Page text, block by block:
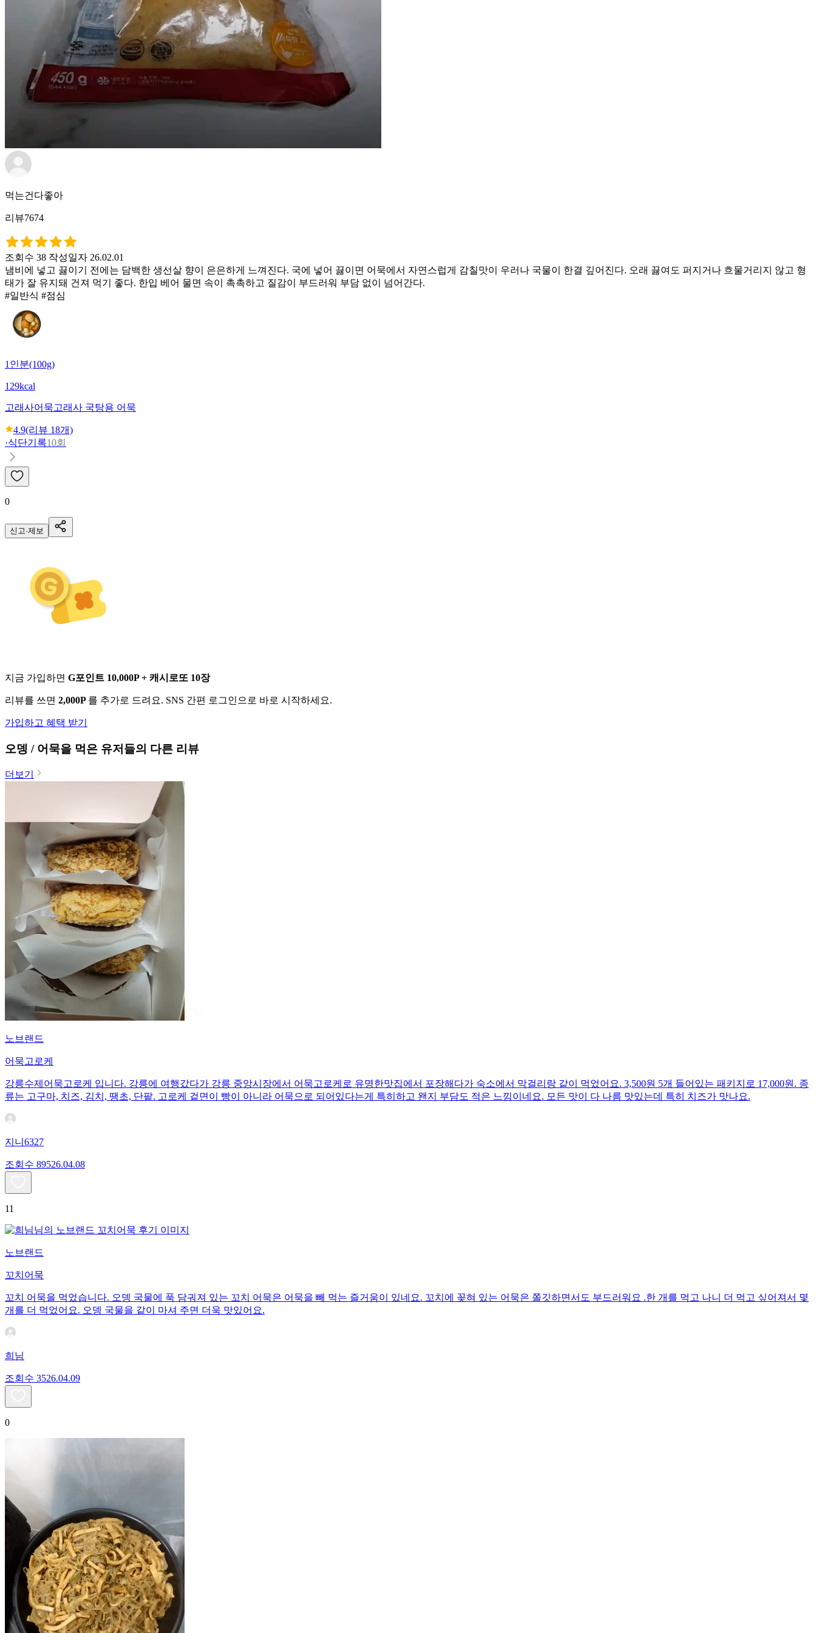
먹는건다좋아
리뷰7674
조회수 38 작성일자 26.02.01
냄비에 넣고 끓이기 전에는 담백한 생선살 향이 은은하게 느껴진다. 국에 넣어 끓이면 어묵에서 자연스럽게 감칠맛이 우러나 국물이 한결 깊어진다. 오래 끓여도 퍼지거나 흐물거리지 않고 형
태가 잘 유지돼 건져 먹기 좋다. 한입 베어 물면 속이 촉촉하고 질감이 부드러워 부담 없이 넘어간다.
#일반식 #점심
1인분(100g)
129kcal
고래사어묵고래사 국탕용 어묵
4.9(리뷰 18개)
·식단기록10회
0
신고·제보
지금 가입하면 G포인트 10,000P + 캐시로또 10장
리뷰를 쓰면 2,000P 를 추가로 드려요. SNS 간편 로그인으로 바로 시작하세요.
가입하고 혜택 받기
오뎅 / 어묵을 먹은 유저들의 다른 리뷰
더보기
노브랜드
어묵고로케
강릉수제어묵고로케 입니다. 강릉에 여행갔다가 강릉 중앙시장에서 어묵고로케로 유명한맛집에서 포장해다가 숙소에서 막걸리랑 같이 먹었어요. 3,500원 5개 들어있는 패키지로 17,000원. 종
류는 고구마, 치즈, 김치, 땡초, 단팥. 고로케 겉면이 빵이 아니라 어묵으로 되어있다는게 특히하고 왠지 부담도 적은 느낌이네요. 모든 맛이 다 나름 맛있는데 특히 치즈가 맛나요.
지니6327
조회수 89526.04.08
11
노브랜드
꼬치어묵
꼬치 어묵을 먹었습니다. 오뎅 국물에 푹 담궈져 있는 꼬치 어묵은 어묵을 빼 먹는 즐거움이 있네요. 꼬치에 꽂혀 있는 어묵은 쫄깃하면서도 부드러워요 .한 개를 먹고 나니 더 먹고 싶어져서 몇
개를 더 먹었어요. 오뎅 국물을 같이 마셔 주면 더욱 맛있어요.
희님
조회수 3526.04.09
0